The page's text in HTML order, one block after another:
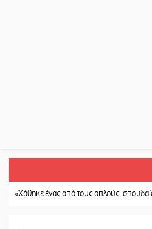
ένας από τους απλούς, σπουδαίους